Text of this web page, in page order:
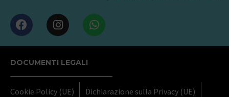
DOCUMENTI LEGALI
Cookie Policy (UE)
Dichiarazione sulla Privacy (UE)